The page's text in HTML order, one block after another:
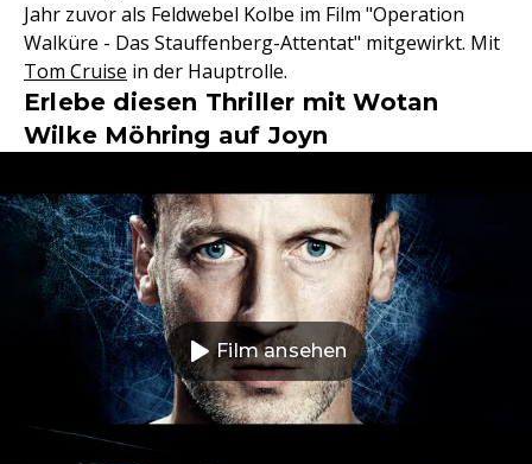
Jahr zuvor als Feldwebel Kolbe im Film "Operation
Walküre - Das Stauffenberg-Attentat" mitgewirkt. Mit
Tom Cruise in der Hauptrolle.
Erlebe diesen Thriller mit Wotan
Wilke Möhring auf Joyn
Film ansehen